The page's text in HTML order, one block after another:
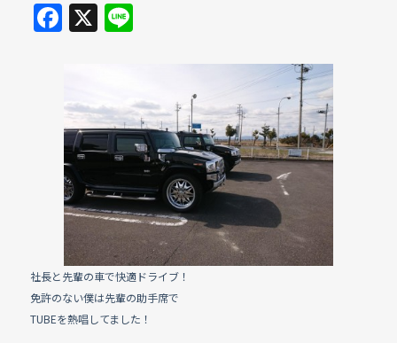
F
a
e
b
o
o
k
X Li
社長と先輩の車で快適ドライブ！
免許のない僕は先輩の助手席で
TUBEを熱唱してました！